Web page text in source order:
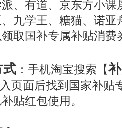
、有道、京东方小课
九学王、糖猫、诺亚
取国补专属补贴消费
式 ：手机淘宝搜索【
页面后找到国家补贴
贴红包使用。